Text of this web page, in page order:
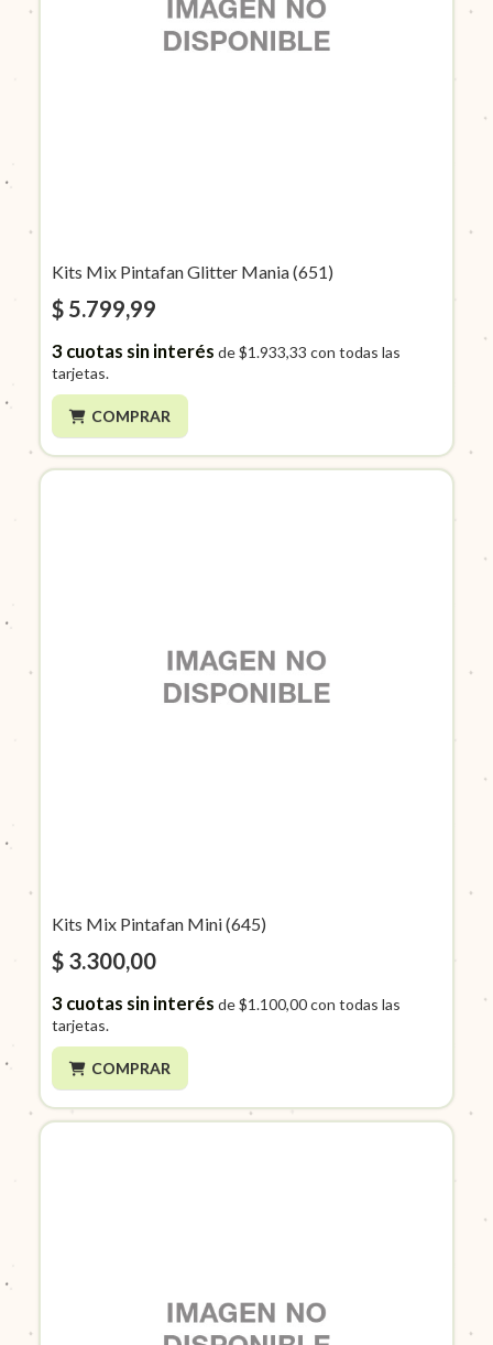
Kits Mix Pintafan Glitter Mania (651)
$ 5.799,99
3cuotas sin interés de$1.933,33 con todas las
tarjetas.
COMPRAR
Kits Mix Pintafan Mini (645)
$ 3.300,00
3cuotas sin interés de$1.100,00con todas las
tarjetas.
COMPRAR